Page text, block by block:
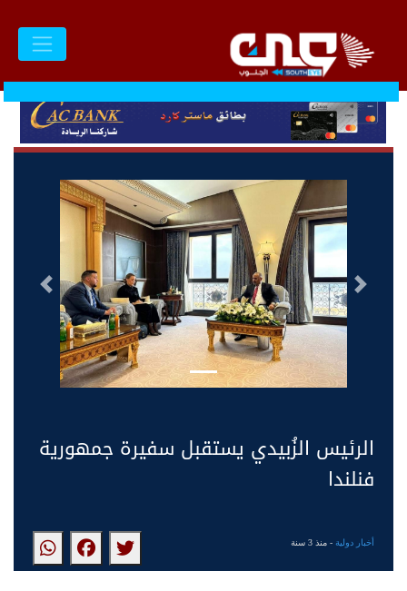
التالى السابق
الرئيس الزُبيدي يستقبل سفيرة جمهورية
فنلندا
أخبار دولية- منذ 3 سنة